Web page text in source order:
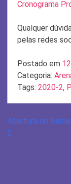
Cronograma
Qualquer
pelas redes
Postado em
Categoria:
Tags: 2020-2,
Abertura do
2